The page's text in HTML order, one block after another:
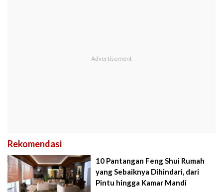
Rekomendasi
10 Pantangan Feng Shui Rumah
yang Sebaiknya Dihindari, dari
Pintu hingga Kamar Mandi